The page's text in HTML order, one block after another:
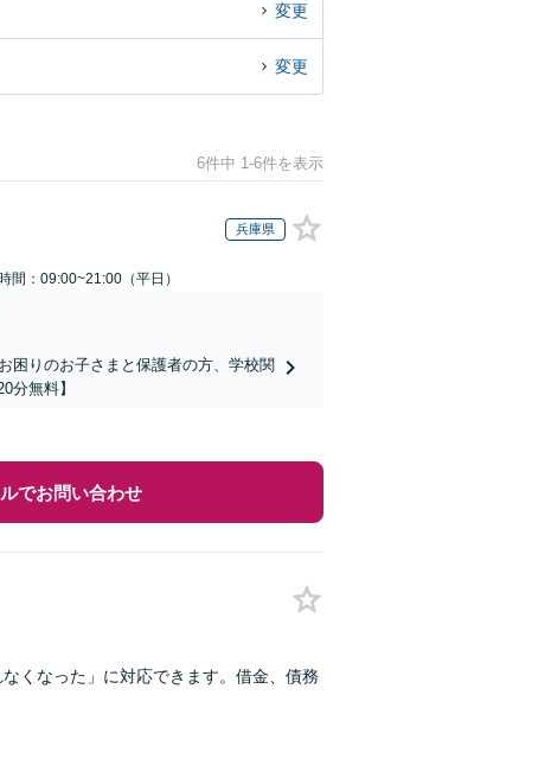
変更
変更
6件中 1-6件を表示
兵庫県
間：09:00~21:00（平日）
困りのお子さまと保護者の方、学校関
分無料】
でお問い合わせ
くなった」に対応できます。借金、債務